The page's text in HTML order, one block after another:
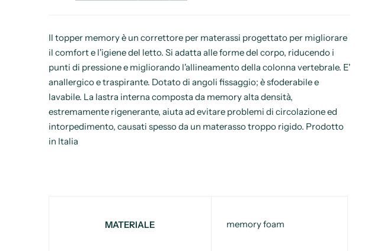
Il topper memory è un correttore per materassi progettato per migliorare
il comfort e l'igiene del letto. Si adatta alle forme del corpo, riducendo i
punti di pressione e migliorando l'allineamento della colonna vertebrale. E'
anallergico e traspirante. Dotato di angoli fissaggio; è sfoderabile e
lavabile. La lastra interna composta da memory alta densità,
estremamente rigenerante, aiuta ad evitare problemi di circolazione ed
intorpedimento, causati spesso da un materasso troppo rigido. Prodotto
in Italia
MATERIALE memory foam